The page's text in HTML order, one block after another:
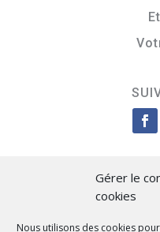
Gérer le
cookies
Nous utilisons des cookies